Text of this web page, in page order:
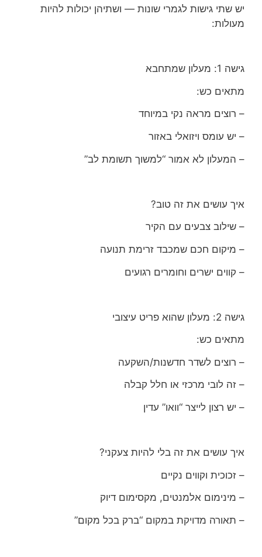
יש שתי גישות לגמרי שונות — ושתיהן יכולות להיות
מעולות:
גישה 1: מעלון שמתחבא
מתאים כש:
– רוצים מראה נקי במיוחד
– יש עומס ויזואלי באזור
– המעלון לא אמור “למשוך תשומת לב”
איך עושים את זה טוב?
– שילוב צבעים עם הקיר
– מיקום חכם שמכבד זרימת תנועה
– קווים ישרים וחומרים רגועים
גישה 2: מעלון שהוא פריט עיצובי
מתאים כש:
– רוצים לשדר חדשנות/השקעה
– זה לובי מרכזי או חלל קבלה
– יש רצון לייצר “וואו” עדין
איך עושים את זה בלי להיות צעקני?
– זכוכית וקווים נקיים
– מינימום אלמנטים, מקסימום דיוק
– תאורה מדויקת במקום “ברק בכל מקום”